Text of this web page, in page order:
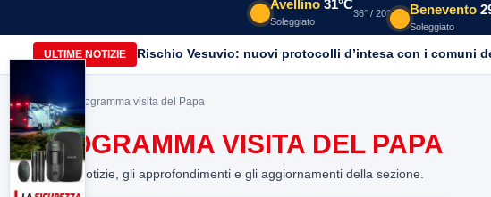
Avellino 31°C
Soleggiato
36° / 20° Benevento
Soleggiato
ULTIME NOTIZIE Rischio Vesuvio: nuovi protocolli d’intesa con i comuni
Home> programma visita del Papa
PROGRAMMA VISITA DEL PAPA
Tutte le notizie, gli approfondimenti e gli aggiornamenti della sezione.